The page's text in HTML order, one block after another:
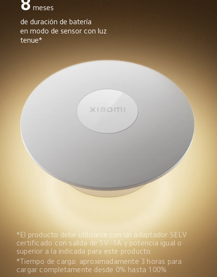
meses
de duración de batería
en modo de sensor con luz
tenue*
*El producto debe utilizarse con un adaptador SELV
certificado con salida de 5V⎓1A y potencia igual o
superior a la indicada para este producto
*Tiempo de carga: aproximadamente 3 horas para
cargar completamente desde 0% hasta 100%